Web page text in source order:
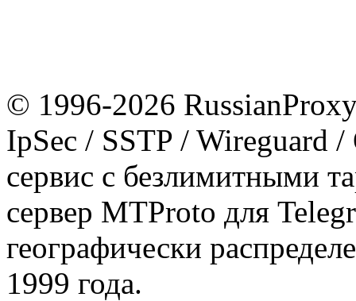
© 1996-2026
IpSec / SSTP / Wireguard
сервис с безлимитными
сервер MTProto для
географически
1999 года.